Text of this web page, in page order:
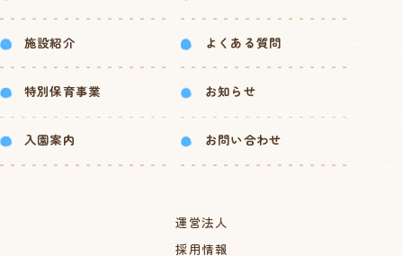
施設紹介
特別保育事業
入園案内
よくある質問
お知らせ
お問い合わせ
運営法人
採用情報